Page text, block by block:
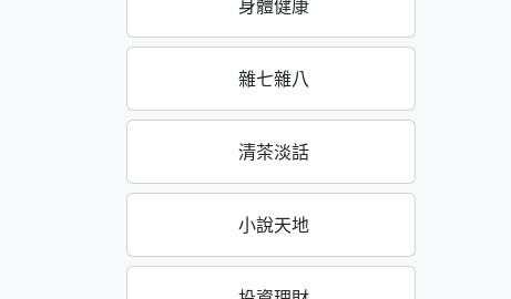
身體健康
雜七雜八
清茶淡話
小說天地